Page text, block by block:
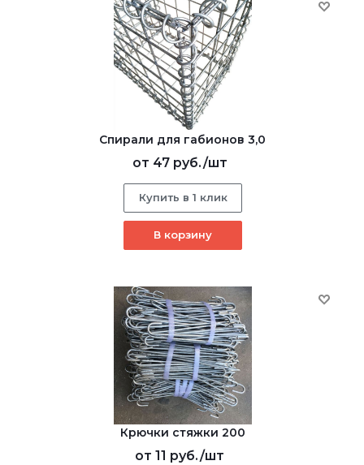
Спирали для габионов 3,0
от 47 руб./шт
Купить в 1 клик
В корзину
Крючки стяжки 200
от 11 руб./шт